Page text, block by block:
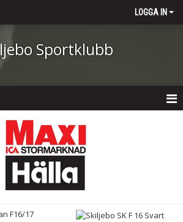
LOGGA IN
Sportklubb